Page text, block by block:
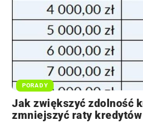
PORADY
Jak zwiększyć zdolność
zmniejszyć raty kredytów